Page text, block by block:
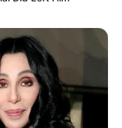
Κουτσελίνη